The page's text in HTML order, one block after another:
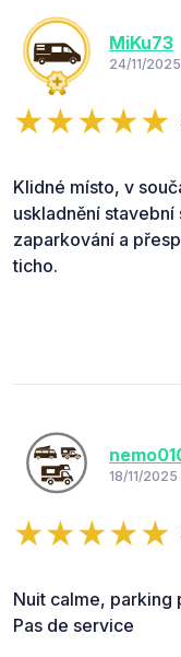
MiKu73
24/11/2025
Klidné místo, v
uskladnění stavební
zaparkování a
ticho.
18/11/2025
Nuit calme, parking
Pas de service